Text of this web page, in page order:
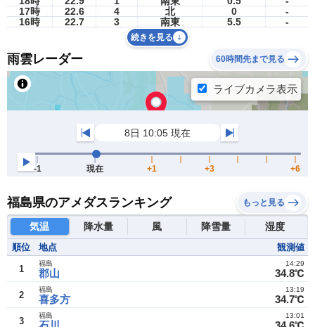
17時
22.6 4 北 0
-
16時
22.7 3 南東 5.5 -
続きを見る
雨雲レーダー 60時間先まで見る
福島県のアメダスランキング もっと見る
気温 降水量 風 降雪量 湿度
順位 地点 観測値
1 郡山
福島
34.8℃
14:29
2 喜多方
福島
34.7℃
13:19
3 福島 13:01